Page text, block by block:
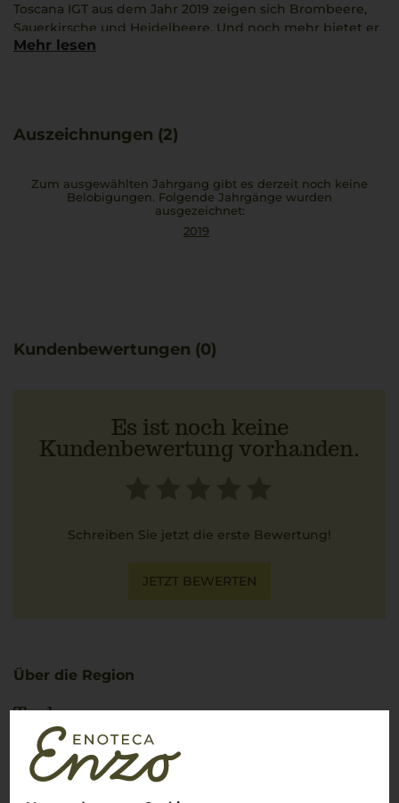
Toscana IGT aus dem Jahr 2019 zeigen sich Brombeere,
Sauerkirsche und Heidelbeere. Und noch mehr bietet er
an: So integrieren sich Aromen wie Lakritz, Leder und
ausgezeichnet.
Mehr lesen
Auszeichnungen (2)
Zum ausgewählten Jahrgang gibt es derzeit noch keine
Belobigungen. Folgende Jahrgänge wurden
ausgezeichnet:
2019
Kundenbewertungen (0)
Es ist noch keine
Kundenbewertung vorhanden.
Schreiben Sie jetzt die erste Bewertung!
JETZT BEWERTEN
Über die Region
Toskana
Die ikonische Weinregion Italiens mit weltberühmten
Klassikern
la dolce vita